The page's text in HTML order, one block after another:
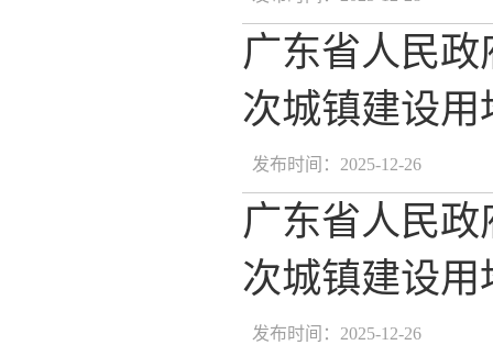
广东省人民政
次城镇建设用
发布时间：2025-12-26
广东省人民政
次城镇建设用
发布时间：2025-12-26